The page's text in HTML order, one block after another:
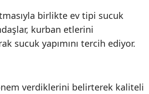
birlikte ev tipi sucuk
kurban etlerini
sucuk yapımını tercih ediyor.
verdiklerini belirterek kaliteli